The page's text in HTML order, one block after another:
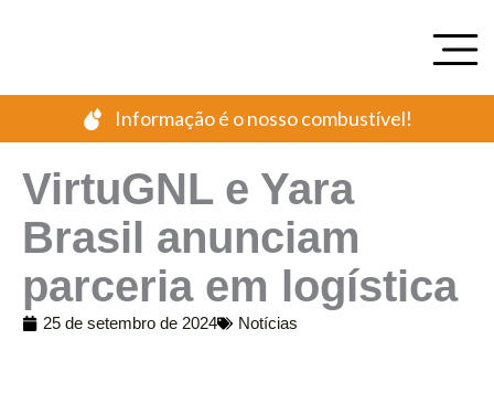
Informação é o nosso combustível!
VirtuGNL e Yara
Brasil anunciam
parceria em logística
25 de setembro de 2024 Notícias